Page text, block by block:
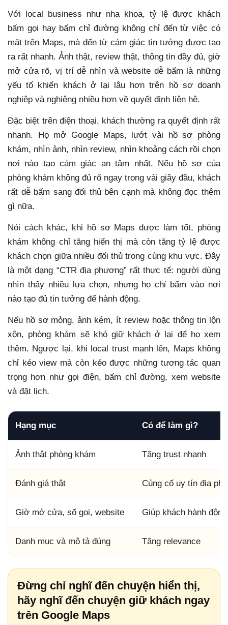
Với local business như nha khoa, tỷ lệ được khách
bấm gọi hay bấm chỉ đường không chỉ đến từ việc có
mặt trên Maps, mà đến từ cảm giác tin tưởng được tạo
ra rất nhanh. Ảnh thật, review thật, thông tin đầy đủ, giờ
mở cửa rõ, vị trí dễ nhìn và website dễ bấm là những
yếu tố khiến khách ở lại lâu hơn trên hồ sơ doanh
nghiệp và nghiêng nhiều hơn về quyết định liên hệ.
Đặc biệt trên điện thoại, khách thường ra quyết định rất
nhanh. Họ mở Google Maps, lướt vài hồ sơ phòng
khám, nhìn ảnh, nhìn review, nhìn khoảng cách rồi chọn
nơi nào tạo cảm giác an tâm nhất. Nếu hồ sơ của
phòng khám không đủ rõ ngay trong vài giây đầu, khách
rất dễ bấm sang đối thủ bên cạnh mà không đọc thêm
gì nữa.
Nói cách khác, khi hồ sơ Maps được làm tốt, phòng
khám không chỉ tăng hiển thị mà còn tăng tỷ lệ được
khách chọn giữa nhiều đối thủ trong cùng khu vực. Đây
là một dạng “CTR địa phương” rất thực tế: người dùng
nhìn thấy nhiều lựa chọn, nhưng họ chỉ bấm vào nơi
nào tạo đủ tin tưởng để hành động.
Nếu hồ sơ mỏng, ảnh kém, ít review hoặc thông tin lộn
xộn, phòng khám sẽ khó giữ khách ở lại để họ xem
thêm. Ngược lại, khi local trust mạnh lên, Maps không
chỉ kéo view mà còn kéo được những tương tác quan
trọng hơn như gọi điện, bấm chỉ đường, xem website
và đặt lịch.
Hạng mục Có để làm gì?
Ảnh thật phòng khám Tăng trust nhanh
Đánh giá thật Củng cố uy tín địa
Giờ mở cửa, số gọi, website Giúp khách hành
Danh mục và mô tả đúng Tăng relevance
Đừng chỉ nghĩ đến chuyện hiển thị,
hãy nghĩ đến chuyện giữ khách ngay
trên Google Maps